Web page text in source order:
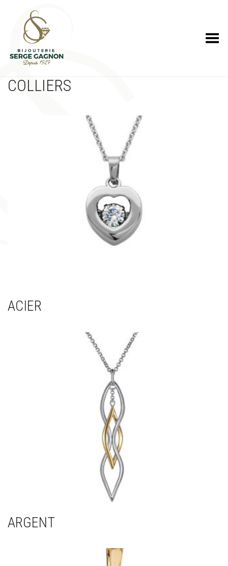
Toggle Menu
COLLIERS
ACIER
ARGENT